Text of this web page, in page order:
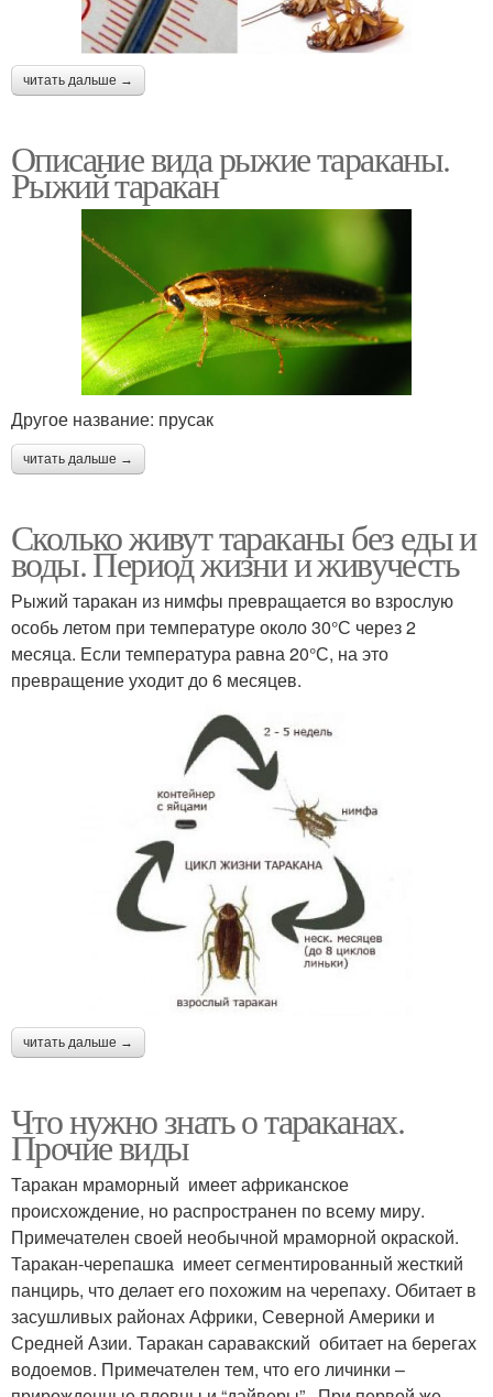
читать дальше →
Описание вида рыжие тараканы.
Рыжий таракан
Другое название: прусак
читать дальше →
Сколько живут тараканы без еды и
воды. Период жизни и живучесть
Рыжий таракан из нимфы превращается во взрослую
особь летом при температуре около 30°С через 2
месяца. Если температура равна 20°С, на это
превращение уходит до 6 месяцев.
читать дальше →
Что нужно знать о тараканах.
Прочие виды
Таракан мраморный имеет африканское
происхождение, но распространен по всему миру.
Примечателен своей необычной мраморной окраской.
Таракан-черепашка имеет сегментированный жесткий
панцирь, что делает его похожим на черепаху. Обитает в
засушливых районах Африки, Северной Америки и
Средней Азии. Таракан саравакский обитает на берегах
водоемов. Примечателен тем, что его личинки –